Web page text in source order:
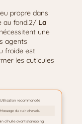
propre dans
au fond.2/ La
une
agents
froide est
les cuticules
Utilisation recommandée
Massage du cuir chevelu
d huile avant shampoing